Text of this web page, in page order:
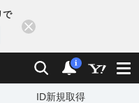
で
検索 通知
i
ID新規取得